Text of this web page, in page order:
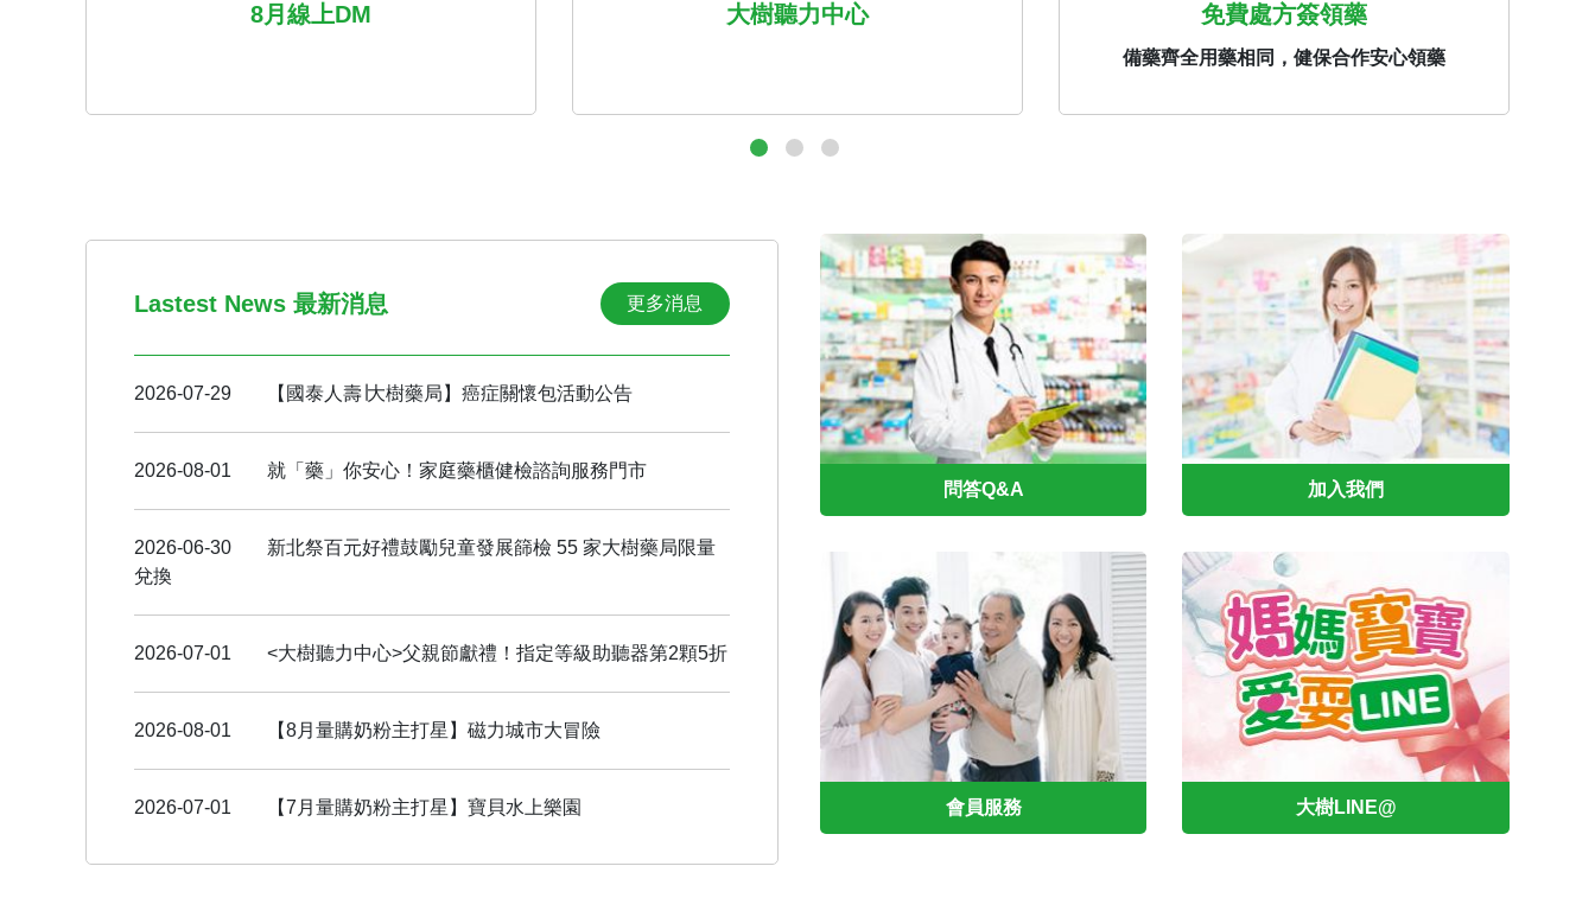
8月線上DM 大樹聽力中心 免費處方簽領藥
備藥齊全用藥相同，健保合作安心領藥
Lastest News 最新消息 更多消息
2026-07-29 【國泰人壽∣大樹藥局】癌症關懷包活動公告
2026-08-01 就「藥」你安心！家庭藥櫃健檢諮詢服務門市
2026-06-30
新北祭百元好禮鼓勵兒童發展篩檢 55 家大樹藥局限量
兌換
2026-07-01 <大樹聽力中心>父親節獻禮！指定等級助聽器第2顆5折
2026-08-01 【8月量購奶粉主打星】磁力城市大冒險
2026-07-01 【7月量購奶粉主打星】寶貝水上樂園
問答Q&A 加入我們
會員服務 大樹LINE@